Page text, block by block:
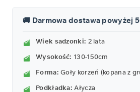
🚚 Darmowa dostawa powyżej
Wiek sadzonki: 2 lata
Wysokość: 130-150cm
Forma: Goły korzeń (kopana z
Podkładka: Ałycza